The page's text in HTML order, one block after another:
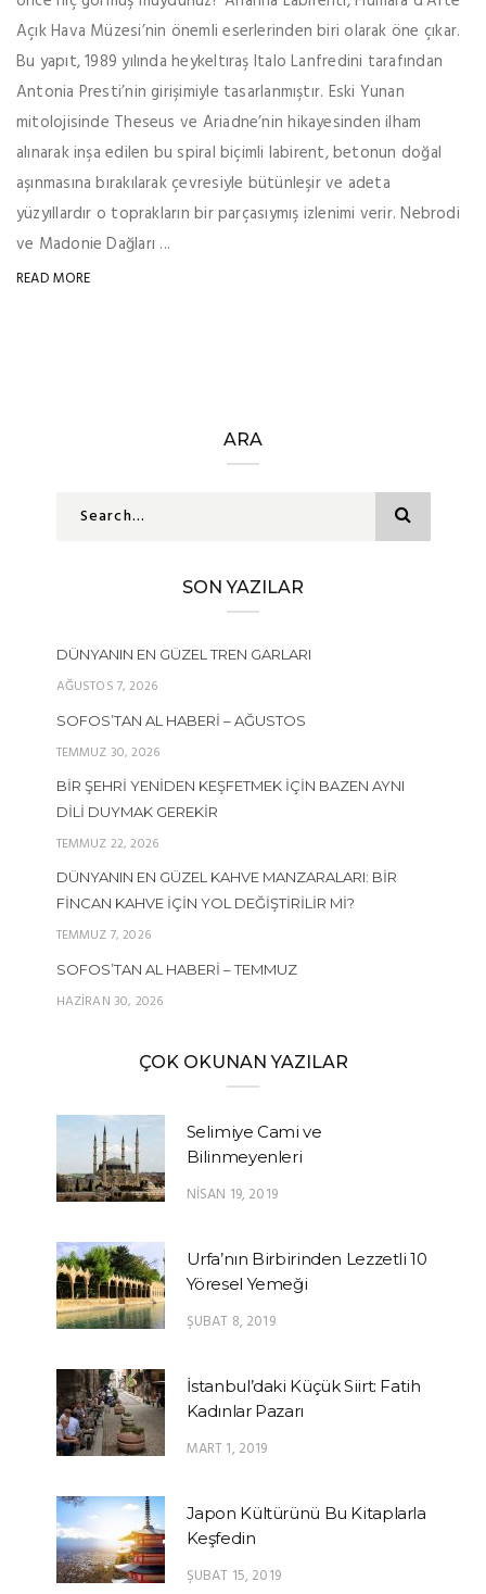
Açık Hava Müzesi’nin önemli eserlerinden biri olarak öne çıkar.
Bu yapıt, 1989 yılında heykeltıraş Italo Lanfredini tarafından
Antonia Presti’nin girişimiyle tasarlanmıştır. Eski Yunan
mitolojisinde Theseus ve Ariadne’nin hikayesinden ilham
alınarak inşa edilen bu spiral biçimli labirent, betonun doğal
aşınmasına bırakılarak çevresiyle bütünleşir ve adeta
yüzyıllardır o toprakların bir parçasıymış izlenimi verir. Nebrodi
ve Madonie Dağları ...
READ MORE
ARA
SON YAZILAR
DÜNYANIN EN GÜZEL TREN GARLARI
AĞUSTOS 7, 2026
SOFOS’TAN AL HABERI – AĞUSTOS
TEMMUZ 30, 2026
BIR ŞEHRI YENIDEN KEŞFETMEK İÇIN BAZEN AYNI
DILI DUYMAK GEREKIR
TEMMUZ 22, 2026
DÜNYANIN EN GÜZEL KAHVE MANZARALARI: BIR
FINCAN KAHVE İÇIN YOL DEĞIŞTIRILIR MI?
TEMMUZ 7, 2026
SOFOS’TAN AL HABERI – TEMMUZ
HAZIRAN 30, 2026
ÇOK OKUNAN YAZILAR
Selimiye Cami ve
Bilinmeyenleri
NISAN 19, 2019
Urfa’nın Birbirinden Lezzetli 10
Yöresel Yemeği
ŞUBAT 8, 2019
İstanbul’daki Küçük Siirt: Fatih
Kadınlar Pazarı
MART 1, 2019
Japon Kültürünü Bu Kitaplarla
Keşfedin
ŞUBAT 15, 2019